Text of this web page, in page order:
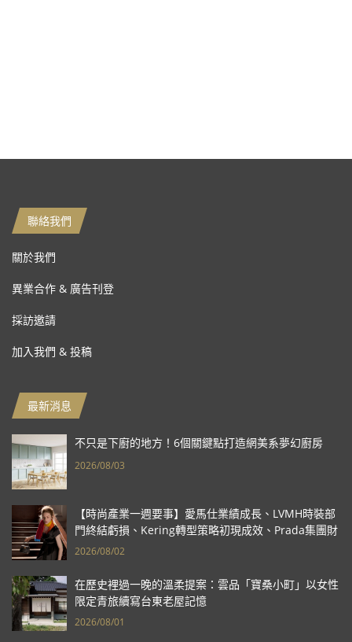
聯絡我們
關於我們
異業合作 & 廣告刊登
採訪邀請
加入我們 & 投稿
最新消息
不只是下廚的地方！6個關鍵點打造網美系夢幻廚房
2026/08/03
【時尚產業一週要事】愛馬仕業績成長、LVMH時裝部
門終結虧損、Kering轉型策略初現成效、Prada集團財
報亮眼
2026/08/02
在歷史裡過一晚的溫柔提案：雲品「寶桑小町」以女性
限定青旅續寫台東老屋記憶
2026/08/01